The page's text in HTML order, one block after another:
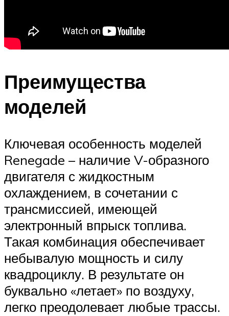
Преимущества
моделей
Ключевая особенность моделей
Renegade – наличие V-образного
двигателя с жидкостным
охлаждением, в сочетании с
трансмиссией, имеющей
электронный впрыск топлива.
Такая комбинация обеспечивает
небывалую мощность и силу
квадроциклу. В результате он
буквально «летает» по воздуху,
легко преодолевает любые трассы.